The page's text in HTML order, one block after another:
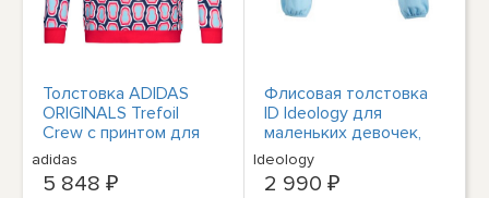
Толстовка ADIDAS
ORIGINALS Trefoil
Crew с принтом для
детей и девочек
НОВАЯ
adidas
5 848 ₽
Флисовая толстовка
ID Ideology для
маленьких девочек,
легкая турочка, [S 7/8]
Ideology
2 990 ₽